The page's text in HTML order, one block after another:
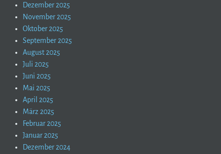
Dezember 2025
November 2025
Oktober 2025
September 2025
August 2025
Juli 2025
Juni 2025
Mai 2025
April 2025
März 2025
Februar 2025
Januar 2025
Dezember 2024